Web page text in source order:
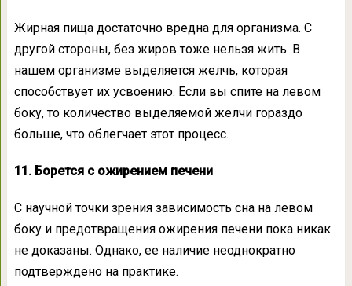
Жирная пища достаточно вредна для организма. С
другой стороны, без жиров тоже нельзя жить. В
нашем организме выделяется желчь, которая
способствует их усвоению. Если вы спите на левом
боку, то количество выделяемой желчи гораздо
больше, что облегчает этот процесс.
11. Борется с ожирением печени
С научной точки зрения зависимость сна на левом
боку и предотвращения ожирения печени пока никак
не доказаны. Однако, ее наличие неоднократно
подтверждено на практике.